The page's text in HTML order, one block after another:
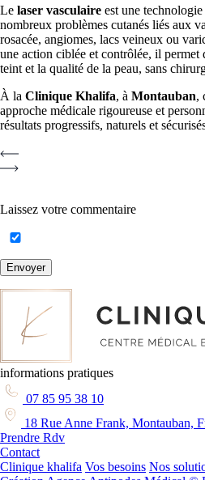
Le laser vasculaire est une
nombreux problèmes cutanés liés aux
rosacée, angiomes, lacs veineux ou
une action ciblée et contrôlée, il permet
teint et la qualité de la peau, sans
À la Clinique Khalifa, à Montauban,
approche médicale rigoureuse et
résultats progressifs, naturels et
Laissez votre commentaire
Envoyer
informations pratiques
07 85 95 38 10
18 Rue Anne Frank, Montauban,
Prendre Rdv
Contact
Clinique khalifa Vos besoins Nos